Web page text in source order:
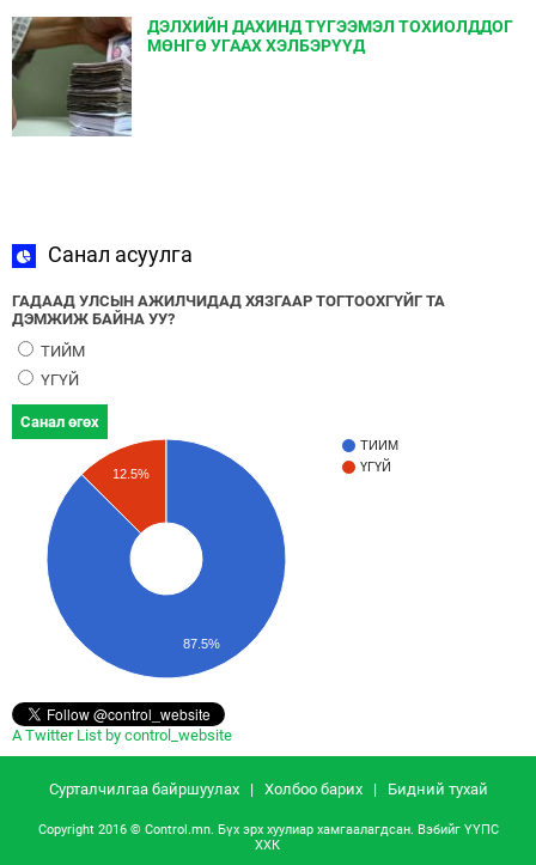
ДЭЛХИЙН ДАХИНД ТҮГЭЭМЭЛ ТОХИОЛДДОГ
МӨНГӨ УГААХ ХЭЛБЭРҮҮД
Санал асуулга
ГАДААД УЛСЫН АЖИЛЧИДАД ХЯЗГААР ТОГТООХГҮЙГ ТА
ДЭМЖИЖ БАЙНА УУ?
ТИЙМ
ҮГҮЙ
Санал өгөх
ТИЙМ
ҮГҮЙ
12.5%
87.5%
A Twitter List by control_website
Сурталчилгаа байршуулах| Холбоо барих| Бидний тухай
Copyright 2016 © Control.mn. Бүх эрх хуулиар хамгаалагдсан. Вэбийг ҮҮПС
ХХК